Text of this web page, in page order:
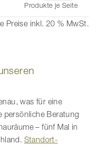
Produkte je Seite
Preise inkl. 20 % MwSt.
was für eine
persönliche Beratung
– fünf Mal in
Standort-